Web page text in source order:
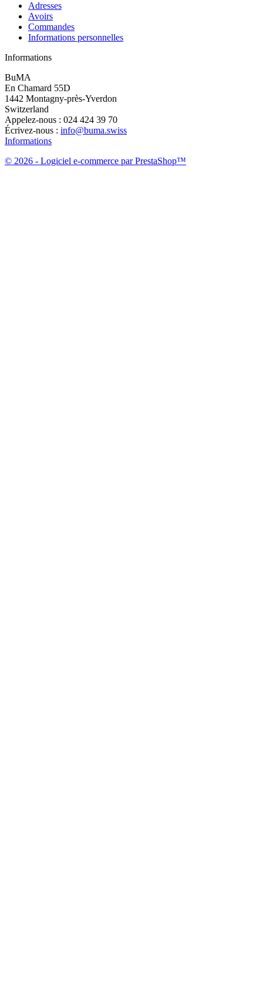
Adresses
Avoirs
Commandes
Informations personnelles
Informations
BuMA
En Chamard 55D
1442 Montagny-près-Yverdon
Switzerland
Appelez-nous : 024 424 39 70
Écrivez-nous : info@buma.swiss
Informations
© 2026 - Logiciel e-commerce par PrestaShop™